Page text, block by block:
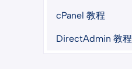
cPanel 教程
DirectAdmin 教程